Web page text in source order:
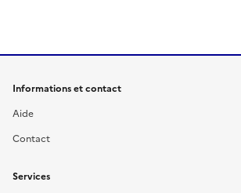
Informations et contact
Aide
Contact
Services